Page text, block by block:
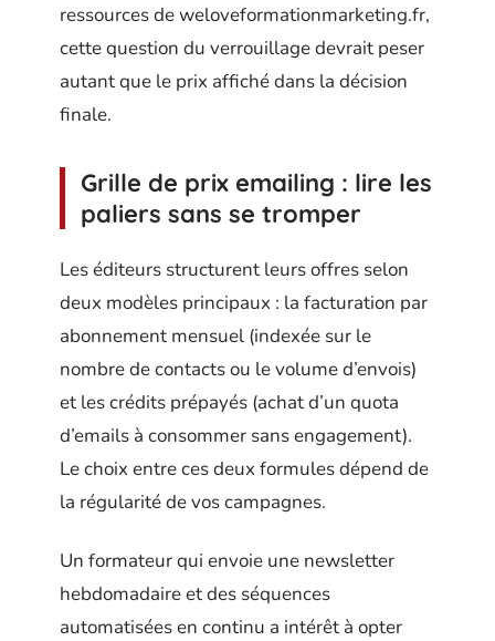
ressources de weloveformationmarketing.fr,
cette question du verrouillage devrait peser
autant que le prix affiché dans la décision
finale.
Grille de prix emailing : lire les
paliers sans se tromper
Les éditeurs structurent leurs offres selon
deux modèles principaux : la facturation par
abonnement mensuel (indexée sur le
nombre de contacts ou le volume d’envois)
et les crédits prépayés (achat d’un quota
d’emails à consommer sans engagement).
Le choix entre ces deux formules dépend de
la régularité de vos campagnes.
Un formateur qui envoie une newsletter
hebdomadaire et des séquences
automatisées en continu a intérêt à opter